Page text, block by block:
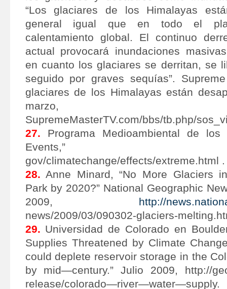
“Los glaciares de los Himalayas
general igual que en todo el
calentamiento global. El continuo
actual provocará inundaciones
en cuanto los glaciares se derritan, se
seguido por graves sequías”.
glaciares de los Himalayas están
marzo,
SupremeMasterTV.com/bbs/tb.php/
27. Programa Medioambiental de los
gov/climatechange/effects/extreme.html .
28. Anne Minard, “No More Glaciers
Park by 2020?” National Geographic
2009, http://
news/2009/03/090302-glaciers-
29. Universidad de Colorado en
Supplies Threatened by Climate
could deplete reservoir storage in the
by mid—century.” Julio 2009, http://
release/colorado—river—water—supply.